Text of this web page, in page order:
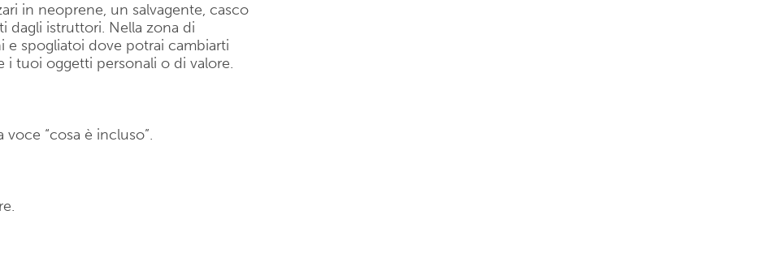
in neoprene, un salvagente, casco
dagli istruttori. Nella zona di
e spogliatoi dove potrai cambiarti
i tuoi oggetti personali o di valore.
“cosa è incluso”.